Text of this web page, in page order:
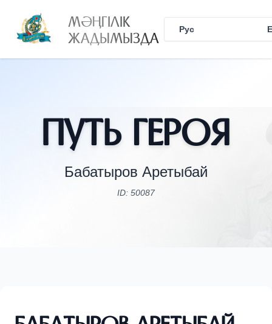
МӘҢГІЛІК
ЖАДЫМЫЗДА Рус
Путь Героя
Бабатыров Аретыбай
ID: 50087